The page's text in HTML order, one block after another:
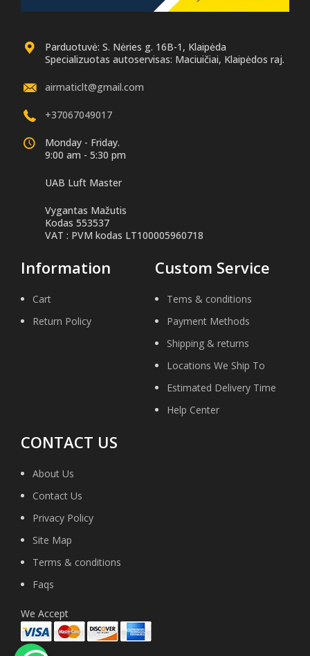
Parduotuvė: S. Nėries g. 16B-1, Klaipėda
Specializuotas autoservisas: Maciuičiai, Klaipėdos raj.
airmaticlt@gmail.com
+37067049017
Monday - Friday.
9:00 am - 5:30 pm
UAB Luft Master
Vygantas Mažutis
Kodas 553537
VAT : PVM kodas LT100005960718
Information
Cart
Return Policy
Custom Service
Tems & conditions
Payment Methods
Shipping & returns
Locations We Ship To
Estimated Delivery Time
Help Center
CONTACT US
About Us
Contact Us
Privacy Policy
Site Map
Terms & conditions
Faqs
We Accept